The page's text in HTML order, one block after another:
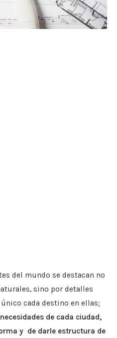
del mundo se destacan no
sino por detalles
cada destino en ellas;
de cada ciudad,
y de darle estructura de